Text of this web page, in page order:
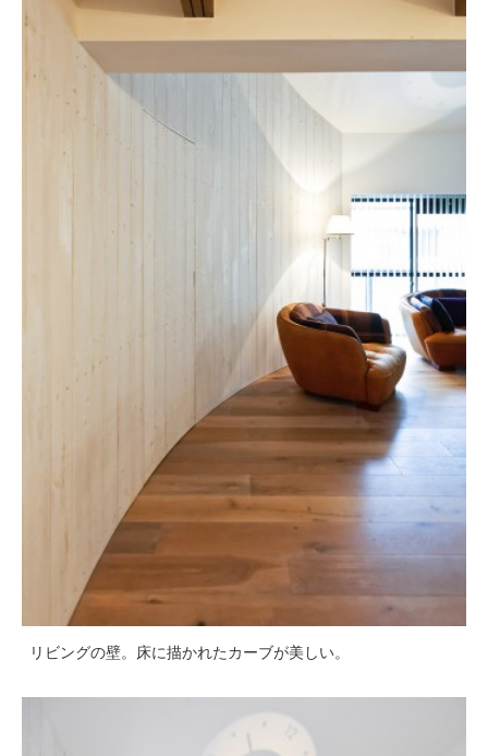
リビングの壁。床に描かれたカーブが美しい。